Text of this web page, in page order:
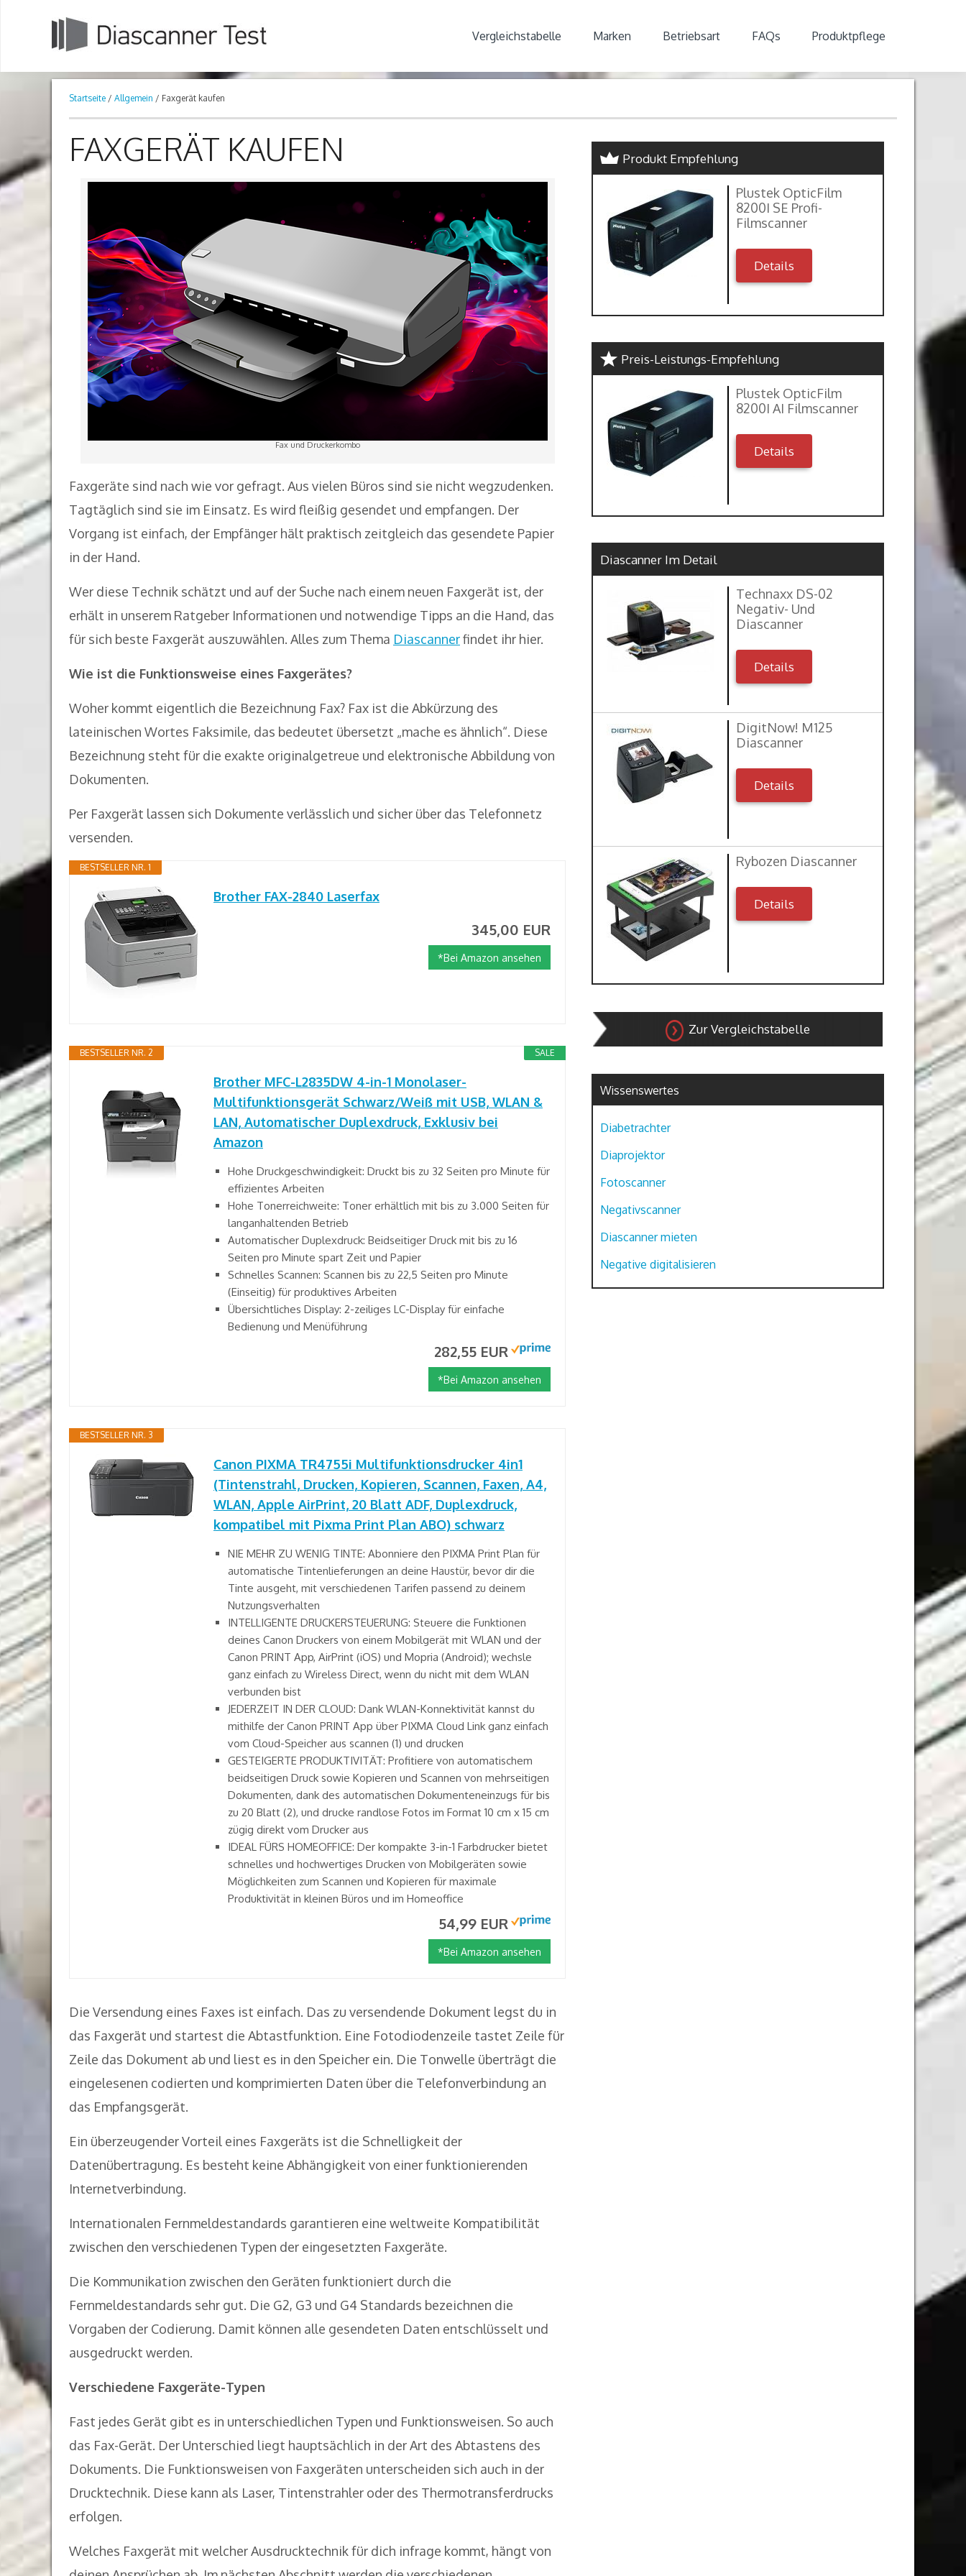
Vergleichstabelle Marken Betriebsart FAQs Produktpflege
Startseite / Allgemein / Faxgerät kaufen
FAXGERÄT KAUFEN
Fax und Druckerkombo
Faxgeräte sind nach wie vor gefragt. Aus vielen Büros sind sie nicht wegzudenken.
Tagtäglich sind sie im Einsatz. Es wird fleißig gesendet und empfangen. Der
Vorgang ist einfach, der Empfänger hält praktisch zeitgleich das gesendete Papier
in der Hand.
Wer diese Technik schätzt und auf der Suche nach einem neuen Faxgerät ist, der
erhält in unserem Ratgeber Informationen und notwendige Tipps an die Hand, das
für sich beste Faxgerät auszuwählen. Alles zum Thema Diascannerfindet ihr hier.
Wie ist die Funktionsweise eines Faxgerätes?
Woher kommt eigentlich die Bezeichnung Fax? Fax ist die Abkürzung des
lateinischen Wortes Faksimile, das bedeutet übersetzt „mache es ähnlich“. Diese
Bezeichnung steht für die exakte originalgetreue und elektronische Abbildung von
Dokumenten.
Per Faxgerät lassen sich Dokumente verlässlich und sicher über das Telefonnetz
versenden.
BESTSELLER NR. 1
Brother FAX-2840 Laserfax
345,00 EUR
*Bei Amazon ansehen
SALE
BESTSELLER NR. 2
Brother MFC-L2835DW 4-in-1 Monolaser-
Multifunktionsgerät Schwarz/Weiß mit USB, WLAN &
LAN, Automatischer Duplexdruck, Exklusiv bei
Amazon
Hohe Druckgeschwindigkeit: Druckt bis zu 32 Seiten pro Minute für
effizientes Arbeiten
Hohe Tonerreichweite: Toner erhältlich mit bis zu 3.000 Seiten für
langanhaltenden Betrieb
Automatischer Duplexdruck: Beidseitiger Druck mit bis zu 16
Seiten pro Minute spart Zeit und Papier
Schnelles Scannen: Scannen bis zu 22,5 Seiten pro Minute
(Einseitig) für produktives Arbeiten
Übersichtliches Display: 2-zeiliges LC-Display für einfache
Bedienung und Menüführung
282,55 EUR
*Bei Amazon ansehen
BESTSELLER NR. 3
Canon PIXMA TR4755i Multifunktionsdrucker 4in1
(Tintenstrahl, Drucken, Kopieren, Scannen, Faxen, A4,
WLAN, Apple AirPrint, 20 Blatt ADF, Duplexdruck,
kompatibel mit Pixma Print Plan ABO) schwarz
NIE MEHR ZU WENIG TINTE: Abonniere den PIXMA Print Plan für
automatische Tintenlieferungen an deine Haustür, bevor dir die
Tinte ausgeht, mit verschiedenen Tarifen passend zu deinem
Nutzungsverhalten
INTELLIGENTE DRUCKERSTEUERUNG: Steuere die Funktionen
deines Canon Druckers von einem Mobilgerät mit WLAN und der
Canon PRINT App, AirPrint (iOS) und Mopria (Android); wechsle
ganz einfach zu Wireless Direct, wenn du nicht mit dem WLAN
verbunden bist
JEDERZEIT IN DER CLOUD: Dank WLAN-Konnektivität kannst du
mithilfe der Canon PRINT App über PIXMA Cloud Link ganz einfach
vom Cloud-Speicher aus scannen (1) und drucken
GESTEIGERTE PRODUKTIVITÄT: Profitiere von automatischem
beidseitigen Druck sowie Kopieren und Scannen von mehrseitigen
Dokumenten, dank des automatischen Dokumenteneinzugs für bis
zu 20 Blatt (2), und drucke randlose Fotos im Format 10 cm x 15 cm
zügig direkt vom Drucker aus
IDEAL FÜRS HOMEOFFICE: Der kompakte 3-in-1 Farbdrucker bietet
schnelles und hochwertiges Drucken von Mobilgeräten sowie
Möglichkeiten zum Scannen und Kopieren für maximale
Produktivität in kleinen Büros und im Homeoffice
54,99 EUR
*Bei Amazon ansehen
Die Versendung eines Faxes ist einfach. Das zu versendende Dokument legst du in
das Faxgerät und startest die Abtastfunktion. Eine Fotodiodenzeile tastet Zeile für
Zeile das Dokument ab und liest es in den Speicher ein. Die Tonwelle überträgt die
eingelesenen codierten und komprimierten Daten über die Telefonverbindung an
das Empfangsgerät.
Ein überzeugender Vorteil eines Faxgeräts ist die Schnelligkeit der
Datenübertragung. Es besteht keine Abhängigkeit von einer funktionierenden
Internetverbindung.
Internationalen Fernmeldestandards garantieren eine weltweite Kompatibilität
zwischen den verschiedenen Typen der eingesetzten Faxgeräte.
Die Kommunikation zwischen den Geräten funktioniert durch die
Fernmeldestandards sehr gut. Die G2, G3 und G4 Standards bezeichnen die
Vorgaben der Codierung. Damit können alle gesendeten Daten entschlüsselt und
ausgedruckt werden.
Verschiedene Faxgeräte-Typen
Fast jedes Gerät gibt es in unterschiedlichen Typen und Funktionsweisen. So auch
das Fax-Gerät. Der Unterschied liegt hauptsächlich in der Art des Abtastens des
Dokuments. Die Funktionsweisen von Faxgeräten unterscheiden sich auch in der
Drucktechnik. Diese kann als Laser, Tintenstrahler oder des Thermotransferdrucks
erfolgen.
Welches Faxgerät mit welcher Ausdrucktechnik für dich infrage kommt, hängt von
Produkt Empfehlung
Plustek OpticFilm
8200I SE Profi-
Filmscanner
Details
Preis-Leistungs-Empfehlung
Plustek OpticFilm
8200I AI Filmscanner
Details
Diascanner Im Detail
Technaxx DS-02
Negativ- Und
Diascanner
Details
DigitNow! M125
Diascanner
Details
Rybozen Diascanner
Details
Zur Vergleichstabelle
Wissenswertes
Diabetrachter
Diaprojektor
Fotoscanner
Negativscanner
Diascanner mieten
Negative digitalisieren